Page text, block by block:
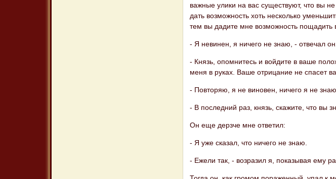
важные улики на вас существуют, что вы
дать возможность хоть несколько
тем вы дадите мне возможность пощадить
- Я невинен, я ничего не знаю, - отвечал он.
- Князь, опомнитесь и войдите в ваше
меня в руках. Ваше отрицание не спасет
- Повторяю, я не виновен, ничего я не
- В последний раз, князь, скажите, что вы
Он еще дерзче мне ответил:
- Я уже сказал, что ничего не знаю.
- Ежели так, - возразил я, показывая ему